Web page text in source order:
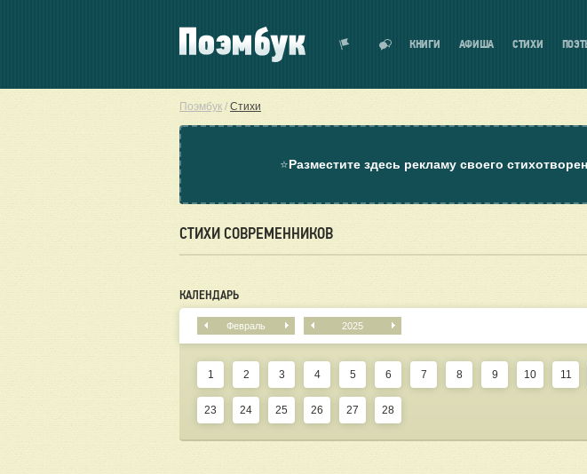
КНИГИ АФИША СТИХИ
Поэмбук / Стихи
⭐Разместите здесь рекламу своего
СТИХИ СОВРЕМЕННИКОВ
КАЛЕНДАРЬ
Февраль 2025
1 2 3 4 5 6 7 8 9 10 11
23 24 25 26 27 28